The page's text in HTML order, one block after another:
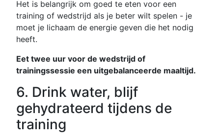
Het is belangrijk om goed te eten voor een
training of wedstrijd als je beter wilt spelen - je
moet je lichaam de energie geven die het nodig
heeft.
Eet twee uur voor de wedstrijd of
trainingssessie een uitgebalanceerde maaltijd.
6. Drink water, blijf
gehydrateerd tijdens de
training